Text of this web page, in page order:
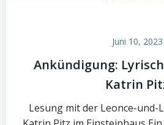
Juni 10, 2023
Ankündigung:
Katrin
Lesung mit der Leonce-und-